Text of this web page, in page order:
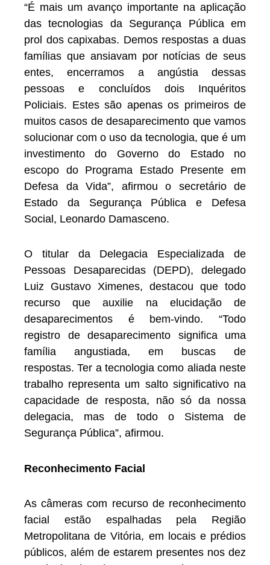
“É mais um avanço importante na aplicação
das tecnologias da Segurança Pública em
prol dos capixabas. Demos respostas a duas
famílias que ansiavam por notícias de seus
entes, encerramos a angústia dessas
pessoas e concluídos dois Inquéritos
Policiais. Estes são apenas os primeiros de
muitos casos de desaparecimento que vamos
solucionar com o uso da tecnologia, que é um
investimento do Governo do Estado no
escopo do Programa Estado Presente em
Defesa da Vida”, afirmou o secretário de
Estado da Segurança Pública e Defesa
Social, Leonardo Damasceno.
O titular da Delegacia Especializada de
Pessoas Desaparecidas (DEPD), delegado
Luiz Gustavo Ximenes, destacou que todo
recurso que auxilie na elucidação de
desaparecimentos é bem-vindo. “Todo
registro de desaparecimento significa uma
família angustiada, em buscas de
respostas. Ter a tecnologia como aliada neste
trabalho representa um salto significativo na
capacidade de resposta, não só da nossa
delegacia, mas de todo o Sistema de
Segurança Pública”, afirmou.
Reconhecimento Facial
As câmeras com recurso de reconhecimento
facial estão espalhadas pela Região
Metropolitana de Vitória, em locais e prédios
públicos, além de estarem presentes nos dez